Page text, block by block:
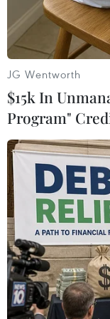
Bà Nguyễn Thị
trường TP. Hồ Chí
Ngày 27/11,
phố Hồ Chí
Quyết định số
JG Wentworth
$15k In
Program"